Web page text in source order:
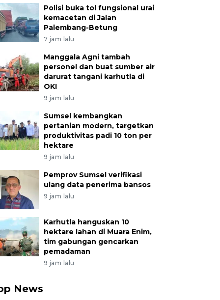
Polisi buka tol fungsional urai
kemacetan di Jalan
Palembang-Betung
7 jam lalu
Manggala Agni tambah
personel dan buat sumber air
darurat tangani karhutla di
OKI
9 jam lalu
Sumsel kembangkan
pertanian modern, targetkan
produktivitas padi 10 ton per
hektare
9 jam lalu
Pemprov Sumsel verifikasi
ulang data penerima bansos
9 jam lalu
Karhutla hanguskan 10
hektare lahan di Muara Enim,
tim gabungan gencarkan
pemadaman
9 jam lalu
News